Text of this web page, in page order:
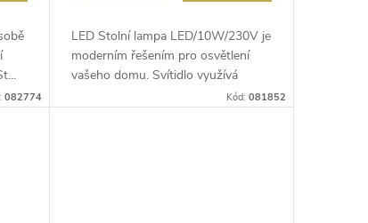
082774
LED Stolní lampa LED/10W/230V je
moderním řešením pro osvětlení
vašeho domu. Svítidlo využívá
Kód: 081852